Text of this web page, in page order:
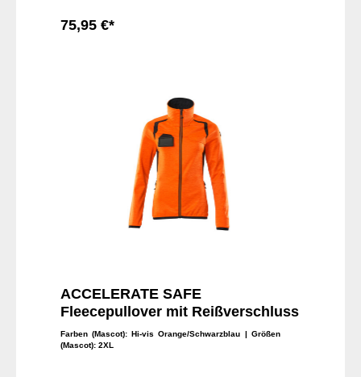
75,95 €*
ACCELERATE SAFE
Fleecepullover mit Reißverschluss
Farben (Mascot): Hi-vis Orange/Schwarzblau | Größen
(Mascot): 2XL